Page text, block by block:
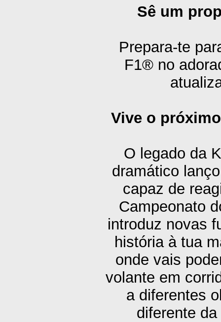
Sê um
Prepara-te
F1® no
Vive o
O legado da
dramático
capaz de
Campeonato
introduz novas
história à tua
onde vais
volante em
a diferentes
diferente